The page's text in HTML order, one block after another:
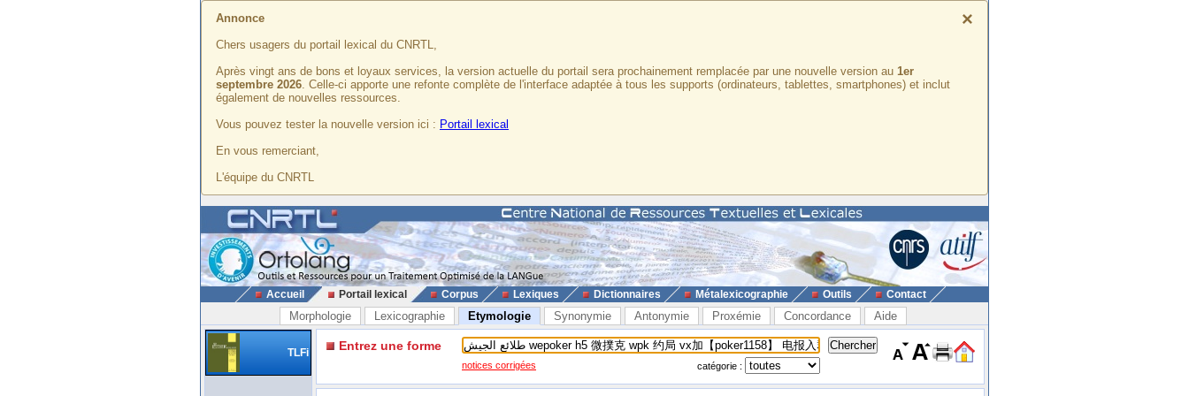
×
Annonce
Chers usagers du portail lexical du CNRTL,
Après vingt ans de bons et loyaux services, la version actuelle du portail sera prochainement remplacée par une nouvelle version au 1er
septembre 2026. Celle-ci apporte une refonte complète de l'interface adaptée à tous les supports (ordinateurs, tablettes, smartphones) et inclut
également de nouvelles ressources.
Vous pouvez tester la nouvelle version ici : Portail lexical
En vous remerciant,
L'équipe du CNRTL
Accueil Portail lexical Corpus Lexiques Dictionnaires Métalexicographie Outils Contact
Morphologie Lexicographie Etymologie Synonymie Antonymie Proxémie Concordance Aide
TLFi Entrez une forme
notices corrigées catégorie :